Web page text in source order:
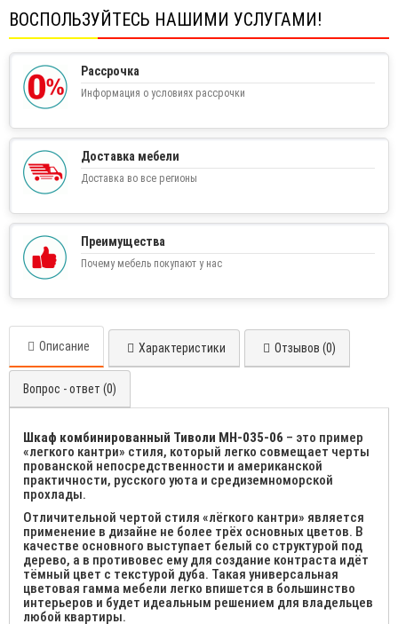
ВОСПОЛЬЗУЙТЕСЬ НАШИМИ УСЛУГАМИ!
Рассрочка
Информация о условиях рассрочки
Доставка мебели
Доставка во все регионы
Преимущества
Почему мебель покупают у нас
Описание Характеристики Отзывов (0)
Вопрос - ответ (0)
Шкаф комбинированный Тиволи МН-035-06 – это пример
«легкого кантри» стиля, который легко совмещает черты
прованской непосредственности и американской
практичности, русского уюта и средиземноморской
прохлады.
Отличительной чертой стиля «лёгкого кантри» является
применение в дизайне не более трёх основных цветов. В
качестве основного выступает белый со структурой под
дерево, а в противовес ему для создание контраста идёт
тёмный цвет с текстурой дуба. Такая универсальная
цветовая гамма мебели легко впишется в большинство
интерьеров и будет идеальным решением для владельцев
любой квартиры.